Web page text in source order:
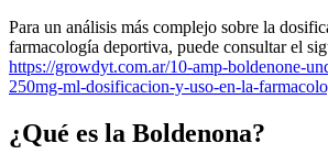
Para un análisis más complejo sobre la
farmacología deportiva, puede consultar el
https://growdyt.com.ar/10-amp-boldenone-
250mg-ml-dosificacion-y-uso-en-la-
¿Qué es la Boldenona?